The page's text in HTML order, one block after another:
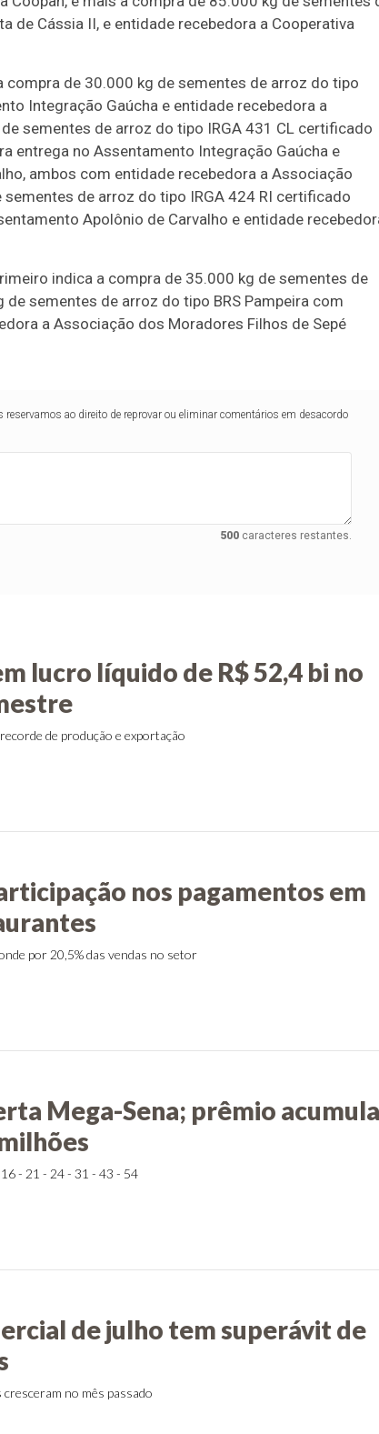
de Cássia II, e entidade recebedora a Cooperativa
compra de 30.000 kg de sementes de arroz do tipo
Integração Gaúcha e entidade recebedora a
sementes de arroz do tipo IRGA 431 CL certificado
entrega no Assentamento Integração Gaúcha e
ambos com entidade recebedora a Associação
de arroz do tipo IRGA 424 RI certificado
Apolônio de Carvalho e entidade
indica a compra de 35.000 kg de sementes de
sementes de arroz do tipo BRS Pampeira com
a Associação dos Moradores Filhos de Sepé
ao direito de reprovar ou eliminar comentários em desacordo
500caracteres restantes.
lucro líquido de R$ 52,4 bi no
de produção e exportação
nos pagamentos em
por 20,5% das vendas no setor
Mega-Sena; prêmio
- 21 - 24 - 31 - 43 - 54
de julho tem superávit de
no mês passado